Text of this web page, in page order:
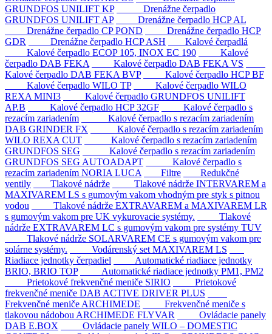
GRUNDFOS UNILIFT KP
Drenážne čerpadlo
GRUNDFOS UNILIFT AP
Drenážne čerpadlo HCP AL
Drenážne čerpadlo CP POND
Drenážne čerpadlo HCP
GDR
Drenážne čerpadlo HCP ASH
Kalové čerpadlá
Kalové čerpadlo ECOP 105, INOX EC 190
Kalové
čerpadlo DAB FEKA
Kalové čerpadlo DAB FEKA VS
Kalové čerpadlo DAB FEKA BVP
Kalové čerpadlo HCP BF
Kalové čerpadlo WILO TP
Kalové čerpadlo WILO
REXA MINI3
Kalové čerpadlo GRUNDFOS UNILIFT
AP.B
Kalové čerpadlo HCP 32GF
Kalové čerpadlo s
rezacím zariadením
Kalové čerpadlo s rezacím zariadením
DAB GRINDER FX
Kalové čerpadlo s rezacím zariadením
WILO REXA CUT
Kalové čerpadlo s rezacím zariadením
GRUNDFOS SEG
Kalové čerpadlo s rezacím zariadením
GRUNDFOS SEG AUTOADAPT
Kalové čerpadlo s
rezacím zariadením NORIA LUCA
Filtre
Redukčné
ventily
Tlakové nádrže
Tlakové nádrže INTERVAREM a
MAXIVAREM LS s gumovým vakom vhodným pre styk s pitnou
vodou
Tlakové nádrže EXTRAVAREM a MAXIVAREM LR
s gumovým vakom pre UK vykurovacie systémy.
Tlakové
nádrže EXTRAVAREM LC s gumovým vakom pre systémy TUV
Tlakové nádrže SOLARVAREM CE s gumovým vakom pre
solárne systémy.
Vodárenský set MAXIVAREM LS
Riadiace jednotky čerpadiel
Automatické riadiace jednotky
BRIO, BRIO TOP
Automatické riadiace jednotky PM1, PM2
Prietokové frekvenčné meniče SIRIO
Prietokové
frekvenčné meniče DAB ACTIVE DRIVER PLUS
Frekvenčné meniče ARCHIMEDE
Frekvenčné meniče s
tlakovou nádobou ARCHIMEDE FLYVAR
Ovládacie panely
DAB E.BOX
Ovládacie panely WILO – DOMESTIC